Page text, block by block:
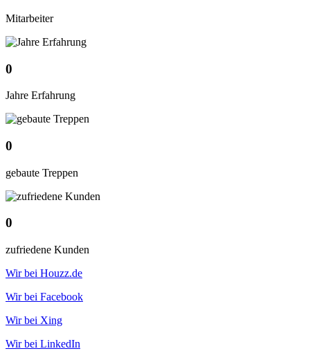
Mitarbeiter
0
Jahre Erfahrung
0
gebaute Treppen
0
zufriedene Kunden
Wir bei Houzz.de
Wir bei Facebook
Wir bei Xing
Wir bei LinkedIn